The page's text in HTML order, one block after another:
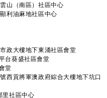
（南區）社區中心
油麻地社區中心
樓地下東涌社區會堂
盛社區會堂
堂
軍澳政府綜合大樓地下坑口
區中心